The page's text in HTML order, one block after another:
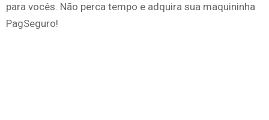
para vocês. Não perca tempo e adquira sua maquininha
PagSeguro!